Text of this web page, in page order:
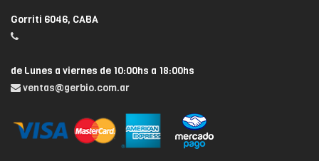
Gorriti 6046, CABA
de Lunes a viernes de 10:00hs a 18:00hs
ventas@gerbio.com.ar